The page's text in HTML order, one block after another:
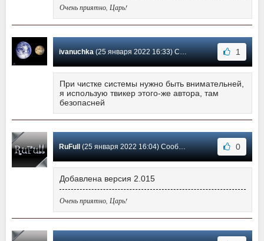
Очень приятно, Царь!
ivanuchka(25 января 2022 16:33) Сообщение #152 1
При чистке системы нужно быть внимательней,
я использую твикер этого-же автора, там
безопасней
RuFull(25 января 2022 16:04) Сообщение #151 0
Добавлена версия 2.015
Очень приятно, Царь!